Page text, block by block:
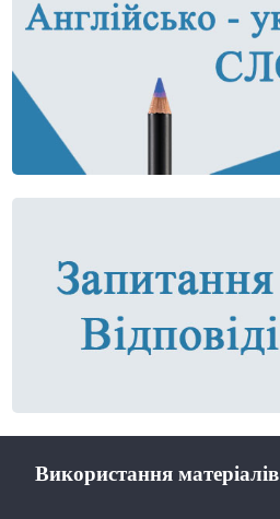
Використання матеріалів